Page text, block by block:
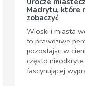
Urocze
Madrytu, które
zobaczyć
Wioski i miasta
to prawdziwe
pozostając w
często
fascynującej